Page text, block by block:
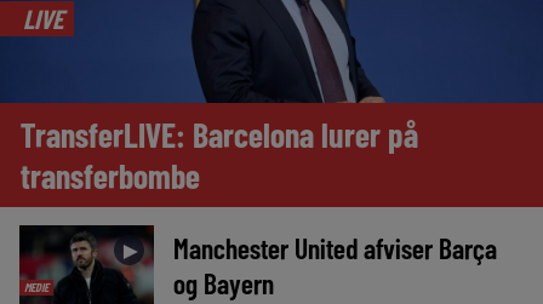
LIVE
TransferLIVE: Barcelona lurer på
transferbombe
MEDIE
►
Manchester United afviser Barça
og Bayern